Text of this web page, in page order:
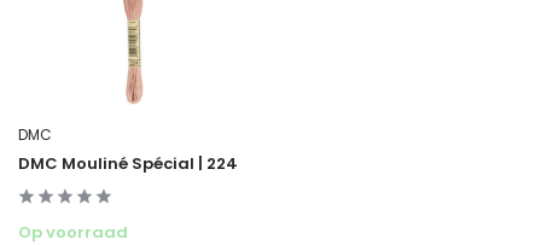
DMC
DMC Mouliné Spécial | 224
Op voorraad